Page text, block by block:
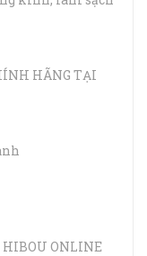
HÃNG TẠI
HIBOU ONLINE